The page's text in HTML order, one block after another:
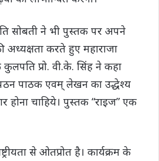
सोबती ने भी पुस्तक पर अपने
अध्यक्षता करते हुए महाराजा
कुलपति प्रो. वी.के. सिंह ने कहा
पठन पाठक एवम् लेखन का उद्धेश्य
होना चाहिये। पुस्तक “राइज” एक
से ओतप्रोत है। कार्यक्रम के